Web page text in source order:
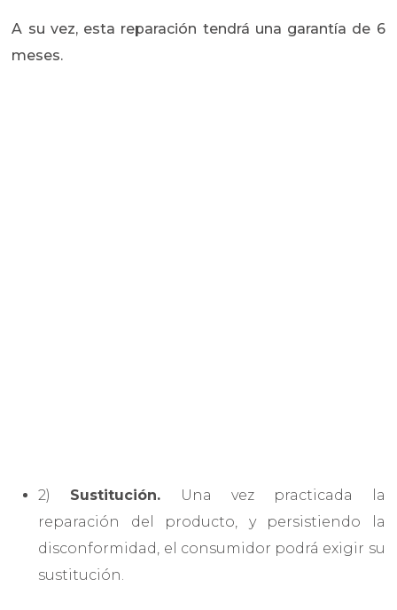
A su vez, esta reparación tendrá una garantía de 6
meses.
2) Sustitución.
Una vez practicada la
reparación del producto, y persistiendo la
disconformidad, el consumidor podrá exigir su
sustitución.